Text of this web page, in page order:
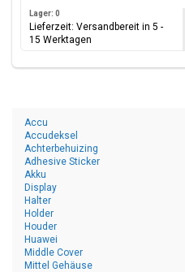
Lager: 0
Lieferzeit: Versandbereit in 5 -
15 Werktagen
Accu
Accudeksel
Achterbehuizing
Adhesive Sticker
Akku
Display
Halter
Holder
Houder
Huawei
Middle Cover
Mittel Gehäuse